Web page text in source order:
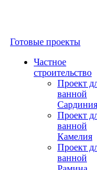
Готовые проекты
Частное
строительство
Проект
ванной
Сардиния
Проект
ванной
Камелия
Проект
ванной